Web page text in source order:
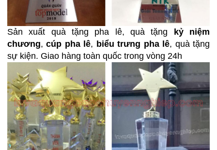
Sản xuất quà tặng pha lê, quà tặng kỷ niệm
chương,cúp pha lê, biểu trưng pha lê, quà tặng
sự kiện. Giao hàng toàn quốc trong vòng 24h